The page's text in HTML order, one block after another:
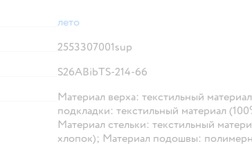
лето
2553307001sup
S26ABibTS-214-66
Материал верха: текстильный
подкладки: текстильный материал
Материал стельки: текстильный
хлопок); Материал подошвы: